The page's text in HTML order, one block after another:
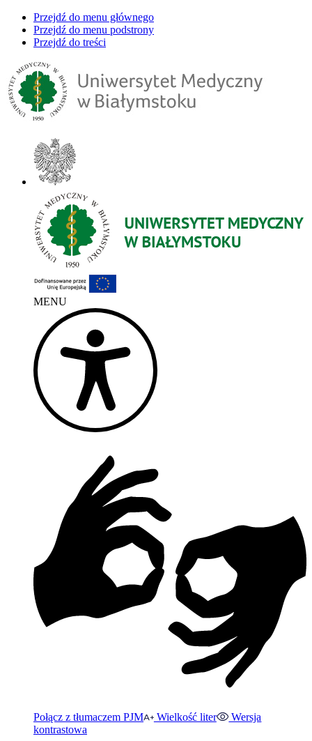
Przejdź do menu głównego
Przejdź do menu podstrony
Przejdź do treści
MENU
Połącz z tłumaczem PJM Wielkość liter
Wersja
kontrastowa